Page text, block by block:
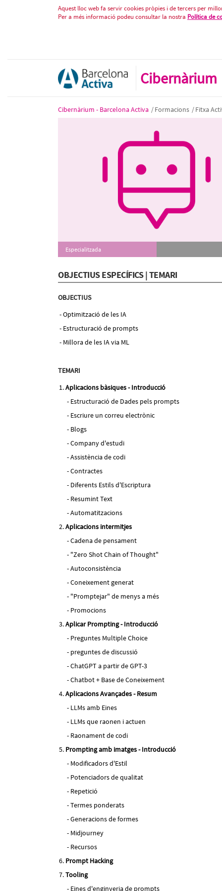
Enginyeria de prompts per a la
Aquest lloc web fa servir cookies pròpies i de tercers per
Per a més informació podeu consultar la nostra Política de
Cibernàrium
Cibernàrium - Barcelona Activa /Formacions /Fitxa
Especialitzada
OBJECTIUS ESPECÍFICS | TEMARI
OBJECTIUS
Optimització de les IA
Estructuració de prompts
Millora de les IA via ML
TEMARI
Aplicacions bàsiques - Introducció
Estructuració de Dades pels prompts
Escriure un correu electrònic
Blogs
Company d'estudi
Assistència de codi
Contractes
Diferents Estils d'Escriptura
Resumint Text
Automatitzacions
Aplicacions intermitjes
Cadena de pensament
"Zero Shot Chain of Thought"
Autoconsistència
Coneixement generat
"Promptejar" de menys a més
Promocions
Aplicar Prompting - Introducció
Preguntes Multiple Choice
preguntes de discussió
ChatGPT a partir de GPT-3
Chatbot + Base de Coneixement
Aplicacions Avançades - Resum
LLMs amb Eines
LLMs que raonen i actuen
Raonament de codi
Prompting amb imatges - Introducció
Modificadors d'Estil
Potenciadors de qualitat
Repetició
Termes ponderats
Generacions de formes
Midjourney
Recursos
Prompt Hacking
Tooling
Eines d'enginyeria de prompts